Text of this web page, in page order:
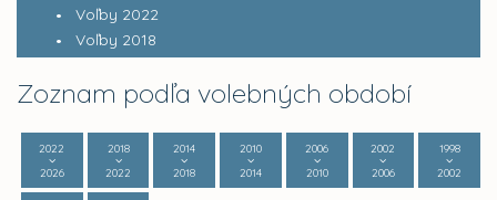
Voľby 2022
Voľby 2018
Zoznam podľa volebných období
2022
2026
2018
2022
2014
2018
2010
2014
2006
2010
2002
2006
1998
2002